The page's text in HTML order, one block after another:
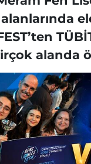
alanda